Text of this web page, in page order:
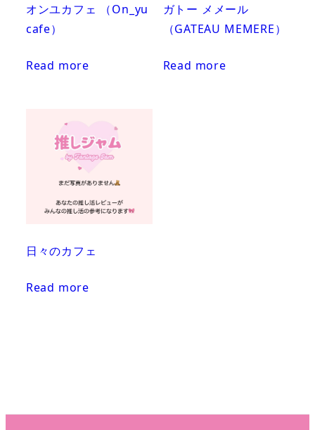
オンユカフェ （On_yu
cafe）
Read more
ガトー メメール
（GATEAU MEMERE）
Read more
日々のカフェ
Read more